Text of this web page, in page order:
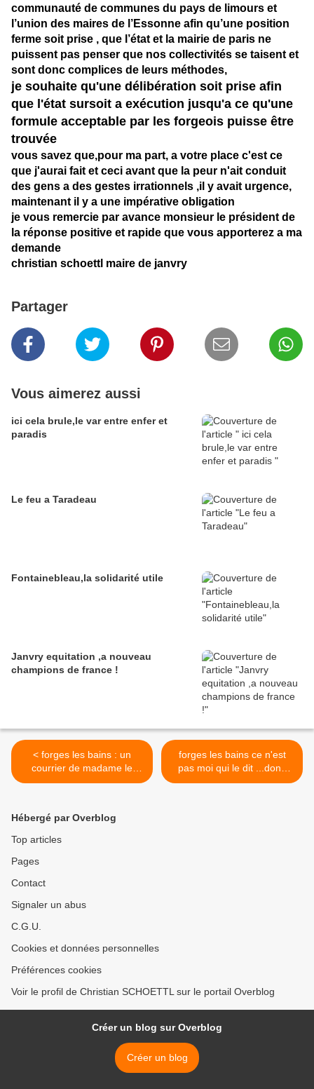
communauté de communes du pays de limours et
l’union des maires de l’Essonne afin qu’une position
ferme soit prise , que l’état et la mairie de paris ne
puissent pas penser que nos collectivités se taisent et
sont donc complices de leurs méthodes,
je souhaite qu'une délibération soit prise afin
que l'état sursoit a exécution jusqu'a ce qu'une
formule acceptable par les forgeois puisse être
trouvée
vous savez que,pour ma part, a votre place c'est ce
que j'aurai fait et ceci avant que la peur n'ait conduit
des gens a des gestes irrationnels ,il y avait urgence,
maintenant il y a une impérative obligation
je vous remercie par avance monsieur le président de
la réponse positive et rapide que vous apporterez a ma
demande
christian schoettl maire de janvry
Partager
Vous aimerez aussi
ici cela brule,le var entre enfer et
paradis
Le feu a Taradeau
Fontainebleau,la solidarité utile
Janvry equitation ,a nouveau
champions de france !
< forges les bains : un
courrier de madame le
maire
forges les bains ce n'est
pas moi qui le dit ...donc
c'est sérieux >
Hébergé par Overblog
Top articles
Pages
Contact
Signaler un abus
C.G.U.
Cookies et données personnelles
Préférences cookies
Voir le profil de Christian SCHOETTL sur le portail Overblog
Créer un blog sur Overblog
Créer un blog